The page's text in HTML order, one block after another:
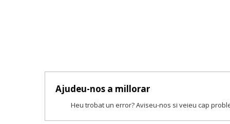
Ajudeu-nos a millorar
Heu trobat un error? Aviseu-nos si veieu cap